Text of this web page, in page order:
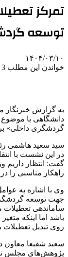
تمرکز
توسعه
۱۴۰۴/۰۳/۱۰
خواندن این مطلب 3 دقیقه زمان میبرد
به گزارش خبرنگار
دانشگاهی با
گردشگری داخلی»
سید سعید هاشمی
در این نشست با
گفت: انتظار
راهکار مناسبی را
وی با اشاره به
جهت توسعه
ساماندهی تعطیلات
باشد اما اینکه
روی تبدیل تعطیلات
سعید شفیعا معاون